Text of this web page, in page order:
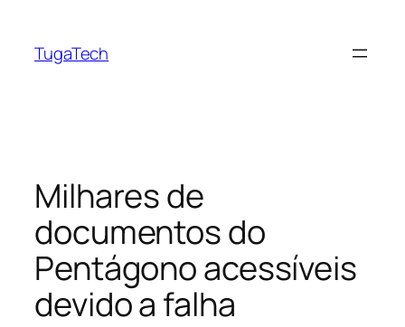
TugaTech
Milhares de
documentos do
Pentágono acessíveis
devido a falha